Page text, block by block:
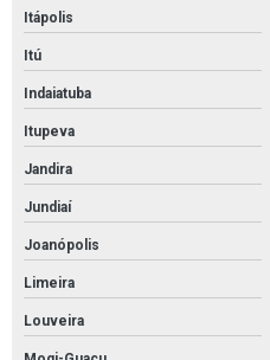
Revestimento epóxi piso preço
Revestimento epóxi poliamida
Revestimento piso autonivelante
Revestimento piso epóxi
Revestimento uretano
Revestimento uretano argamassado
Revestimento uretano autonivelante
Revestimento uretano preço
Tratamento de junta de dilatação
Itápolis
Itú
Indaiatuba
Itupeva
Jandira
Jundiaí
Joanópolis
Limeira
Louveira